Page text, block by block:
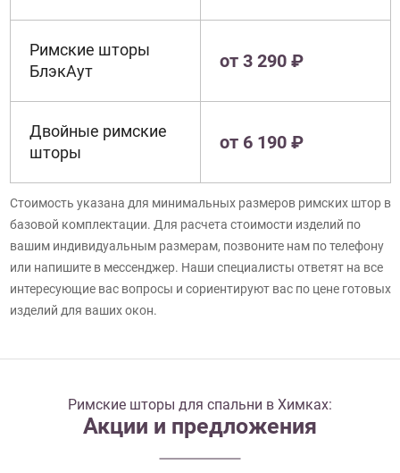
Римские шторы
БлэкАут
от 3 290 ₽
Двойные римские
шторы
от 6 190 ₽
Стоимость указана для минимальных размеров римских штор в
базовой комплектации. Для расчета стоимости изделий по
вашим индивидуальным размерам, позвоните нам по телефону
или напишите в мессенджер. Наши специалисты ответят на все
интересующие вас вопросы и сориентируют вас по цене готовых
изделий для ваших окон.
Римские шторы для спальни в Химках:
Акции и предложения